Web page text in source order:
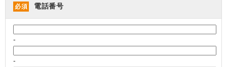
必須 電話番号
-
-